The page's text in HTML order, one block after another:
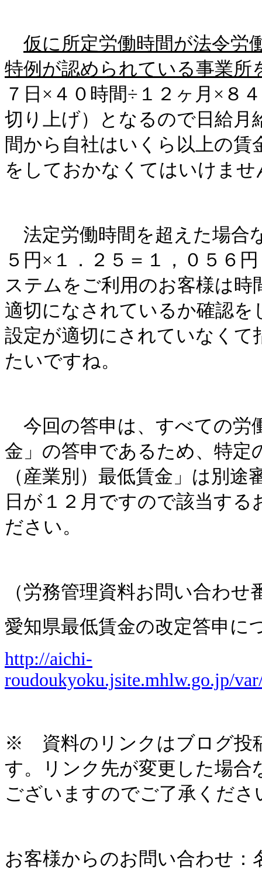
仮に所定労働時間が法令労
特例が認められている事業所
７日×４０時間÷ １２ヶ月 × ８
切り上げ）となるので日給月
間から自社はいくら以上の
をしておかなくてはいけませ
法定労働時間を超えた場合
５円×１．２５＝１，０５６
ステムをご利用のお客様は時
適切になされているか確認
設定が適切にされていなく
たいですね。
今回の答申は、すべての労
金」の答申であるため、特定
（産業別）最低賃金」は別
日が１２月ですので該当す
ださい。
（労務管理資料お問い合わ
愛知県最低賃金の改定答申に
http://aichi-
roudoukyoku.jsite.mhlw.go.jp/
※ 資料のリンクはブログ投
す。リンク先が変更した場
ございますのでご了承くださ
お客様からのお問い合わせ：